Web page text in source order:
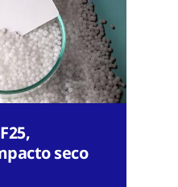
seco